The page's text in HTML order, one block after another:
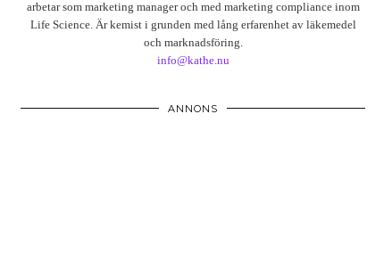
arbetar som marketing manager och med marketing compliance inom
Life Science. Är kemist i grunden med lång erfarenhet av läkemedel
och marknadsföring.
info@kathe.nu
ANNONS